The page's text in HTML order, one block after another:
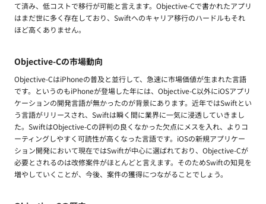
て済み、低コストで移行が可能と言えます。Objective-Cで書かれたアプリ
はまだ世に多く存在しており、Swiftへのキャリア移行のハードルもそれ
ほど高くありません。
Objective-Cの市場動向
Objective-CはiPhoneの普及と並行して、急速に市場価値が生まれた言語
です。というのもiPhoneが登場した年には、Objective-C以外にiOSアプリ
ケーションの開発言語が無かったのが背景にあります。近年ではSwiftとい
う言語がリリースされ、Swiftは瞬く間に業界に一気に浸透していきまし
た。SwiftはObjective-Cの評判の良くなかった欠点にメスを入れ、よりコ
ーティングしやすく可読性が高くなった言語です。iOSの新規アプリケー
ション開発において現在ではSwiftが中心に選ばれており、Objective-Cが
必要とされるのは改修案件がほとんどと言えます。そのためSwiftの知見を
増やしていくことが、今後、案件の獲得につながることでしょう。